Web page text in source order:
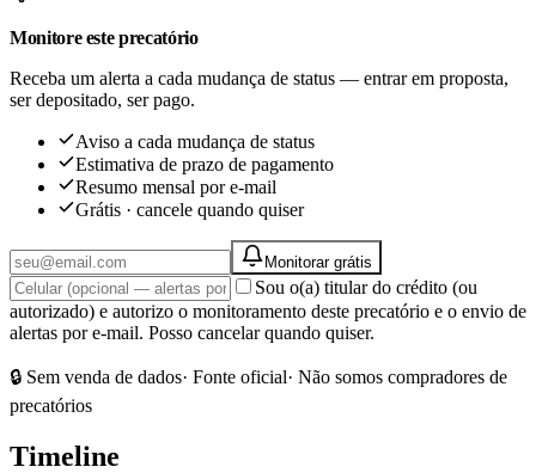
Monitore este precatório
Receba um alerta a cada mudança de status — entrar em proposta,
ser depositado, ser pago.
Aviso a cada mudança de status
Estimativa de prazo de pagamento
Resumo mensal por e-mail
Grátis · cancele quando quiser
Monitorar grátis
Sou o(a) titular do crédito (ou
autorizado) e autorizo o monitoramento deste precatório e o envio de
alertas por e-mail. Posso cancelar quando quiser.
🔒 Sem venda de dados· Fonte oficial· Não somos compradores de
precatórios
Timeline